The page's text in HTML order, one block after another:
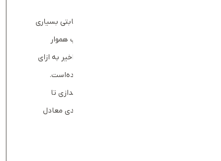
عملیات لجستیکی تعارف مزیت‌های رقابتی بسیاری
دارد که رشد آن را به صورت بوت‌استرپ هموار
کرده‌است. استارتاپ تعارف در 3 سال اخیر به ازای
هر سال بین 300 تا 350 درصد رشد کرده‌است.
مطابق آمار، این استارتاپ از زمان راه‌اندازی تا
هر سال رشدی معادل